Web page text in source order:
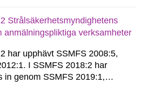
Strålsäkerhetsmyndighetens
anmälningspliktiga verksamheter
har upphävt SSMFS 2008:5,
I SSMFS 2018:2 har
in genom SSMFS 2019:1,